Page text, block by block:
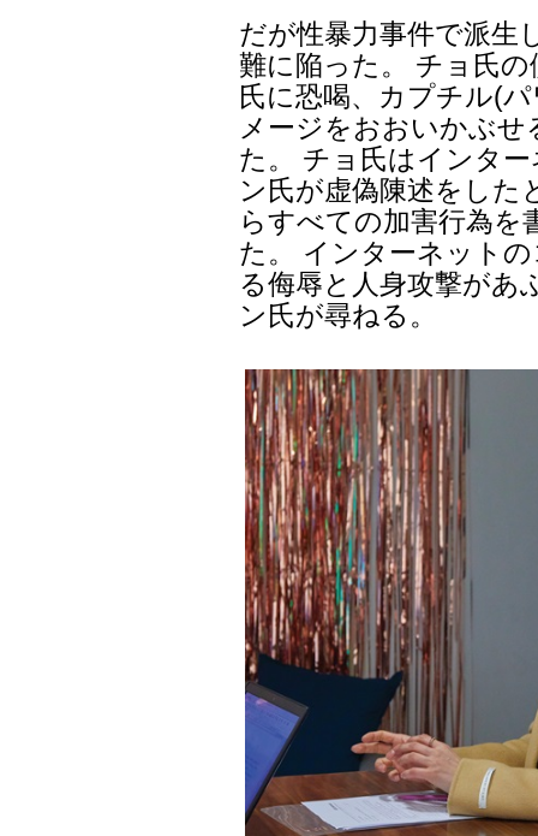
だが性暴力事件で派生
難に陥った。 チョ氏
氏に恐喝、カプチル(
メージをおおいかぶ
た。 チョ氏はインタ
ン氏が虚偽陳述をした
らすべての加害行為を
た。 インターネット
る侮辱と人身攻撃があ
ン氏が尋ねる。